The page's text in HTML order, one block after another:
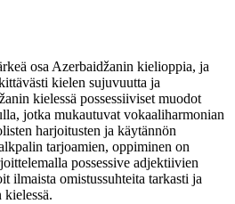
osa Azerbaidžanin kielioppia, ja
kielen sujuvuutta ja
kielessä possessiiviset muodot
jotka mukautuvat vokaaliharmonian
harjoitusten ja käytännön
tarjoamien, oppiminen on
possessive adjektiivien
ilmaista omistussuhteita tarkasti ja